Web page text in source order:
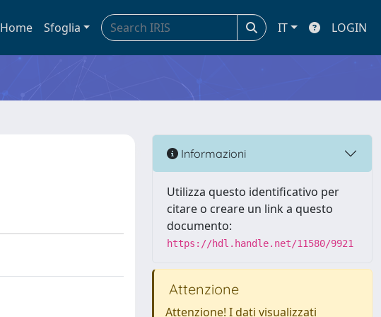
Home Sfoglia IT LOGIN
Informazioni
Utilizza questo identificativo per
citare o creare un link a questo
documento:
https://hdl.handle.net/11580/9921
Attenzione
Attenzione! I dati visualizzati